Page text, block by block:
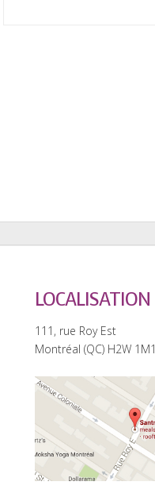
LOCALISATION
111, rue Roy Est
Montréal (QC) H2W 1M1